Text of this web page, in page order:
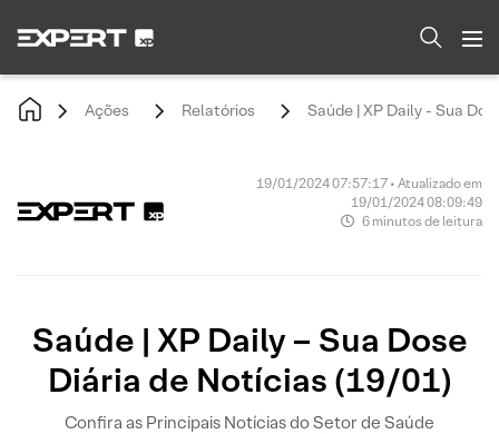
Ações Relatórios Saúde | XP Daily - Sua
19/01/2024 07:57:17 • Atualizado em
19/01/2024 08:09:49
6 minutos de leitura
Saúde | XP Daily – Sua Dose
Diária de Notícias (19/01)
Confira as Principais Notícias do Setor de Saúde